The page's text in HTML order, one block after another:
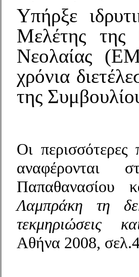
Υπήρξε
Μελέτης της
Νεολαίας
χρόνια
της
Οι περισσότερες
αναφέρονται
Παπαθανασίου
Λαμπράκη τη
τεκμηριώσεις
Αθήνα 2008,